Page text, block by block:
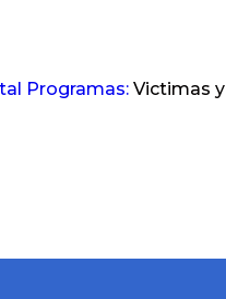
Programas: Victimas